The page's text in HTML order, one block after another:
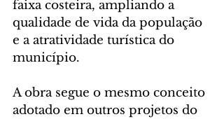
faixa costeira, ampliando a
qualidade de vida da população
e a atratividade turística do
município.
A obra segue o mesmo conceito
adotado em outros projetos do